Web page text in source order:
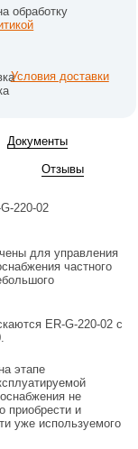
обработку
Условия доставки
Документы
Отзывы
220-02
для управления
частного
ER-G-220-02 с
этапе
не
приобрести и
уже используемого